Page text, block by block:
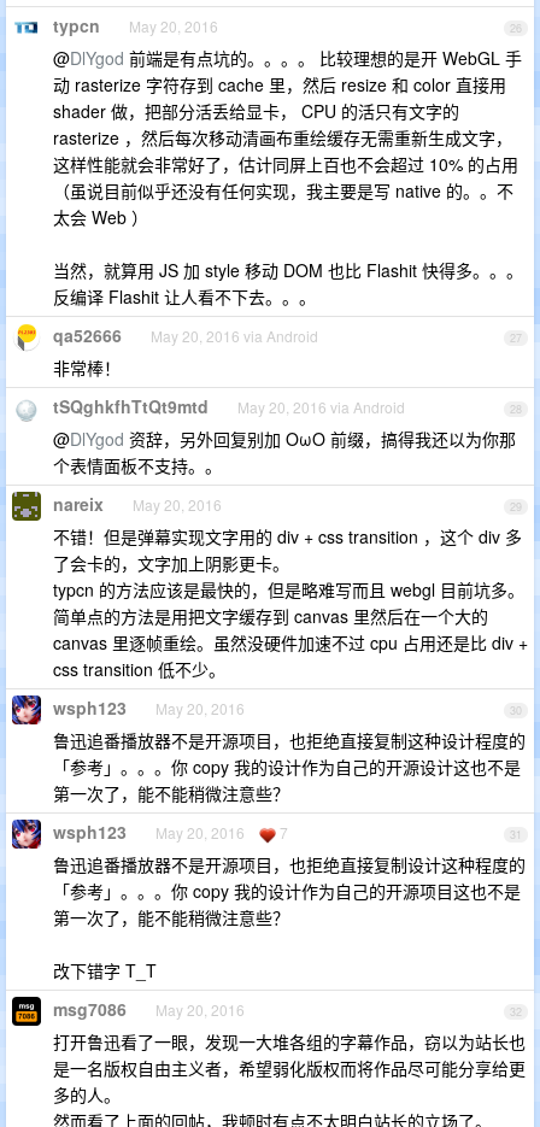
26
typcn May 20, 2016
@DlYgod 前端是有点坑的。。。。 比较理想的是开 WebGL 手
动 rasterize 字符存到 cache 里，然后 resize 和 color 直接用
shader 做，把部分活丢给显卡， CPU 的活只有文字的
rasterize ，然后每次移动清画布重绘缓存无需重新生成文字，
这样性能就会非常好了，估计同屏上百也不会超过 10% 的占用
（虽说目前似乎还没有任何实现，我主要是写 native 的。。不
太会 Web ）
当然，就算用 JS 加 style 移动 DOM 也比 Flashit 快得多。。。
反编译 Flashit 让人看不下去。。。
27
qa52666 May 20, 2016 via Android
非常棒！
28
tSQghkfhTtQt9mtd May 20, 2016 via Android
@DlYgod 资辞，另外回复别加 OωO 前缀，搞得我还以为你那
个表情面板不支持。。
29
nareix May 20, 2016
不错！但是弹幕实现文字用的 div + css transition ，这个 div 多
了会卡的，文字加上阴影更卡。
typcn 的方法应该是最快的，但是略难写而且 webgl 目前坑多。
简单点的方法是用把文字缓存到 canvas 里然后在一个大的
canvas 里逐帧重绘。虽然没硬件加速不过 cpu 占用还是比 div +
css transition 低不少。
30
wsph123 May 20, 2016
鲁迅追番播放器不是开源项目，也拒绝直接复制这种设计程度的
「参考」。。。你 copy 我的设计作为自己的开源设计这也不是
第一次了，能不能稍微注意些？
31
wsph123 May 20, 2016 7
鲁迅追番播放器不是开源项目，也拒绝直接复制设计这种程度的
「参考」。。。你 copy 我的设计作为自己的开源项目这也不是
第一次了，能不能稍微注意些？
改下错字 T_T
32
msg7086 May 20, 2016
打开鲁迅看了一眼，发现一大堆各组的字幕作品，窃以为站长也
是一名版权自由主义者，希望弱化版权而将作品尽可能分享给更
多的人。
然而看了上面的回帖，我顿时有点不太明白站长的立场了。